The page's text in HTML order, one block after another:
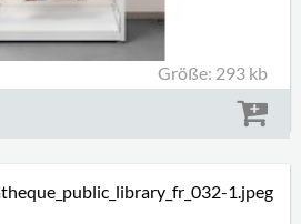
Größe: 293 kb
1.jpeg